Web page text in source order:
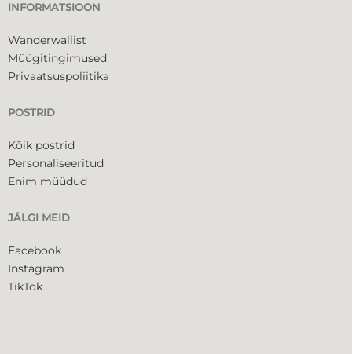
INFORMATSIOON
Wanderwallist
Müügitingimused
Privaatsuspoliitika
POSTRID
Kõik postrid
Personaliseeritud
Enim müüdud
JÄLGI MEID
Facebook
Instagram
TikTok